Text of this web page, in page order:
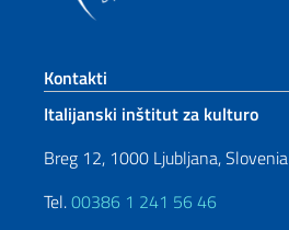
Footer section
Kontakti
Italijanski inštitut za kulturo
Breg 12, 1000 Ljubljana, Slovenia
Tel.00386 1 241 56 46